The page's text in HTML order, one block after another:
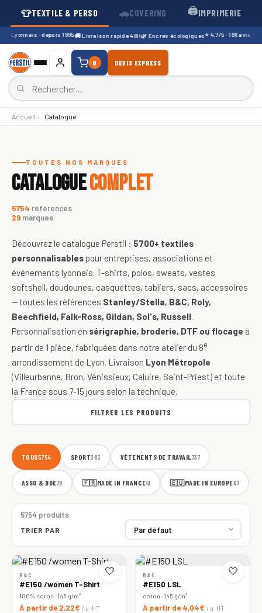
👕TEXTILE & PERSO 🚗COVERING 🖨️IMPRIMERIE
Lyonnais · depuis 1995🚚 Livraison rapide 48H🌿 Encres écologiques⭐ 4,7/5 · 196 avis
0 DEVIS EXPRESS
Accueil › Catalogue
TOUTES NOS MARQUES
CATALOGUECOMPLET
5754 références
29 marques
Découvrez le catalogue Perstil : 5700+ textiles
personnalisables pour entreprises, associations et
événements lyonnais. T-shirts, polos, sweats, vestes
softshell, doudounes, casquettes, tabliers, sacs, accessoires
— toutes les références Stanley/Stella, B&C, Roly,
Beechfield, Falk-Ross, Gildan, Sol's, Russell.
Personnalisation en sérigraphie, broderie, DTF ou flocage à
partir de 1 pièce, fabriquées dans notre atelier du 8e
arrondissement de Lyon. Livraison Lyon Métropole
(Villeurbanne, Bron, Vénissieux, Caluire, Saint-Priest) et toute
la France sous 7-15 jours selon la technique.
FILTRER LES PRODUITS
TOUS5754 SPORT383 VÊTEMENTS DE TRAVAIL737
ASSO & BDE78 🇫🇷MADE IN FRANCE41 🇪🇺MADE IN EUROPE67
5754 produits
TRIER PAR
🤍
B&C
#E150 /women T-Shirt
100% coton · 145 g/m²
À partir de 2,22€ / u. HT
🤍
B&C
#E150 LSL
coton · 145 g/m²
À partir de 4,04€ / u. HT